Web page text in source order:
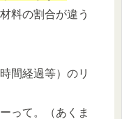
料の割合が違う
間経過等）のリ
って。（あくま